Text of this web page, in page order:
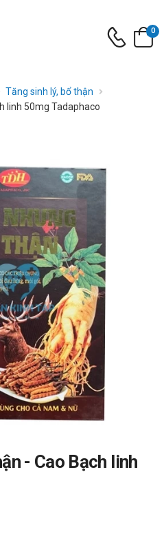
0
Tăng sinh lý, bổ thận
linh 50mg Tadaphaco
- Cao Bạch linh